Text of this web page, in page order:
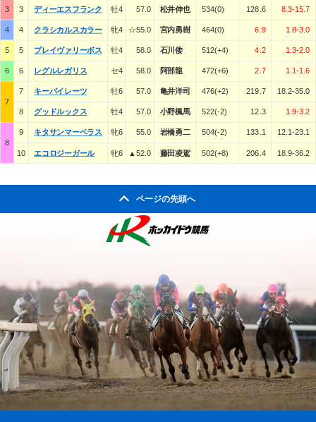
3 3 ディーエスフランク 牡4 57.0 松井伸也 534(0) 128.6 8.3-15.7
4 4 クラシカルスカラー 牝4 ☆55.0 宮内勇樹 464(0) 6.9 1.8-3.0
5 5 ブレイヴァリーボス 牡4 58.0 石川倭 512(+4) 4.2 1.3-2.0
6 6 レグルレガリス セ4 58.0 阿部龍 472(+6) 2.7 1.1-1.6
7
7 キーパイレーツ 牡6 57.0 亀井洋司 476(+2) 219.7 18.2-35.0
8 グッドルックス 牡4 57.0 小野楓馬 522(-2) 12.3 1.9-3.2
8
9 キタサンマーベラス 牝6 55.0 岩橋勇二 504(-2) 133.1 12.1-23.1
10 エコロジーガール 牝6 ▲52.0 藤田凌駕 502(+8) 206.4 18.9-36.2
ページの先頭へ